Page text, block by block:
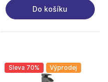
Do košíku
Sleva 70% Výprodej